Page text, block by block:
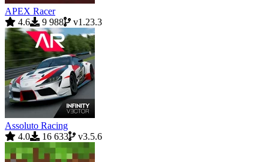
APEX Racer
4.6
9 988 v1.23.3
Assoluto Racing
4.0
16 633 v3.5.6